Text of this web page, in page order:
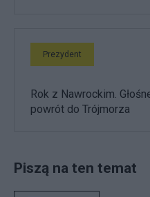
Prezydent
Rok z Nawrockim.
powrót do Trójmorza
Piszą na ten temat